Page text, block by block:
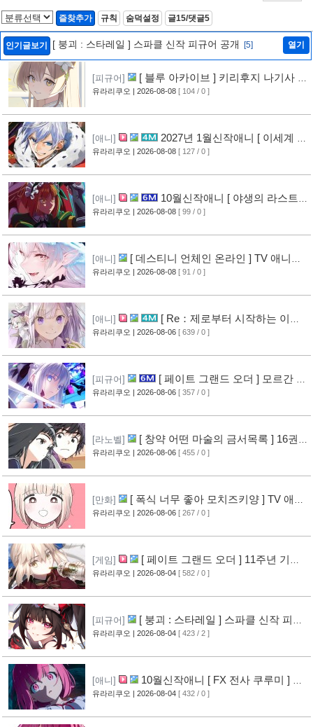
즐찾추가 규칙 숨덕설정 글15/댓글5
인기글보기 [ 붕괴 : 스타레일 ] 스파클 신작 피규어 공개 [5] 열기
[피규어]
[ 블루 아카이브 ] 키리후지 나기사 신
작 피규어 공개 [1]
유라리쿠오 | 2026-08-08 [ 104 / 0 ]
[애니]
2027년 1월신작애니 [ 이세계 전
생 소동기 ] PV 영상 공개
유라리쿠오 | 2026-08-08 [ 127 / 0 ]
[애니]
10월신작애니 [ 야생의 라스트
보스가 나타났다! ] 2기 PV 영상 공개
유라리쿠오 | 2026-08-08 [ 99 / 0 ]
[애니]
[ 데스티니 언체인 온라인 ] TV 애니메
이션화 결정 [2]
유라리쿠오 | 2026-08-08 [ 91 / 0 ]
[애니]
[ Re：제로부터 시작하는 이세
계 생활 ] 4기 탈환편 PV 영상 공개
유라리쿠오 | 2026-08-06 [ 639 / 0 ]
[피규어]
[ 페이트 그랜드 오더 ] 모르간 르
페이 신작 피규어 공개
[6]
유라리쿠오 | 2026-08-06 [ 357 / 0 ]
[라노벨]
[ 창약 어떤 마술의 금서목록 ] 16권
표지 공개
[8]
유라리쿠오 | 2026-08-06 [ 455 / 0 ]
[만화]
[ 폭식 너무 좋아 모치즈키양 ] TV 애니
메이션화 결정 [9]
유라리쿠오 | 2026-08-06 [ 267 / 0 ]
[게임]
[ 페이트 그랜드 오더 ] 11주년 기념
영상 공개
[8]
유라리쿠오 | 2026-08-04 [ 582 / 0 ]
[피규어]
[ 붕괴 : 스타레일 ] 스파클 신작 피규
어 공개
[5]
유라리쿠오 | 2026-08-04 [ 423 / 2 ]
[애니]
10월신작애니 [ FX 전사 쿠루미 ] PV
영상 공개
[6]
유라리쿠오 | 2026-08-04 [ 432 / 0 ]